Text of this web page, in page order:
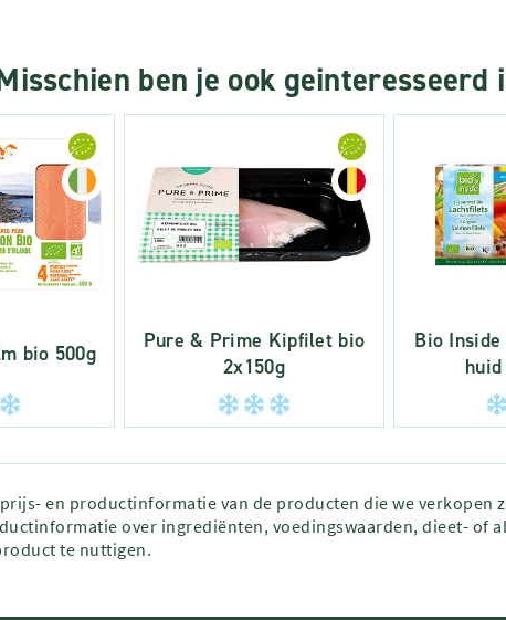
ben je ook geinteresseerd
bio 500g
Pure & Prime Kipfilet bio
2x150g
Bio
en productinformatie van de producten die we
over ingrediënten, voedingswaarden, dieet- of
te nuttigen.